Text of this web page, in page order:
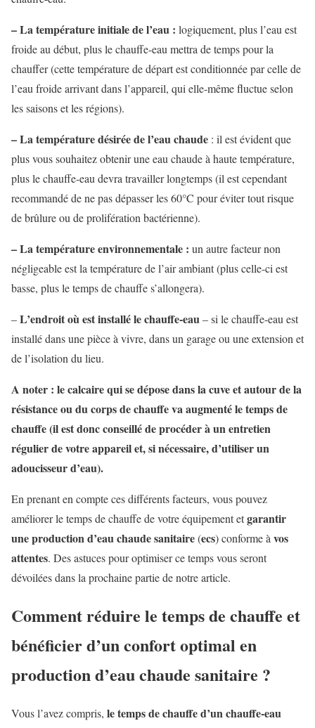
– La température initiale de l’eau : logiquement, plus l’eau est
froide au début, plus le chauffe-eau mettra de temps pour la
chauffer (cette température de départ est conditionnée par celle de
l’eau froide arrivant dans l’appareil, qui elle-même fluctue selon
les saisons et les régions).
– La température désirée de l’eau chaude : il est évident que
plus vous souhaitez obtenir une eau chaude à haute température,
plus le chauffe-eau devra travailler longtemps (il est cependant
recommandé de ne pas dépasser les 60°C pour éviter tout risque
de brûlure ou de prolifération bactérienne).
– La température environnementale : un autre facteur non
négligeable est la température de l’air ambiant (plus celle-ci est
basse, plus le temps de chauffe s’allongera).
–L’endroit où est installé le chauffe-eau – si le chauffe-eau est
installé dans une pièce à vivre, dans un garage ou une extension et
de l’isolation du lieu.
A noter : le calcaire qui se dépose dans la cuve et autour de la
résistance ou du corps de chauffe va augmenté le temps de
chauffe (il est donc conseillé de procéder à un entretien
régulier de votre appareil et, si nécessaire, d’utiliser un
adoucisseur d’eau).
En prenant en compte ces différents facteurs, vous pouvez
améliorer le temps de chauffe de votre équipement etgarantir
une production d’eau chaude sanitaire(ecs) conforme à vos
attentes. Des astuces pour optimiser ce temps vous seront
dévoilées dans la prochaine partie de notre article.
Comment réduire le temps de chauffe et
bénéficier d’un confort optimal en
production d’eau chaude sanitaire ?
Vous l’avez compris, le temps de chauffe d’un chauffe-eau